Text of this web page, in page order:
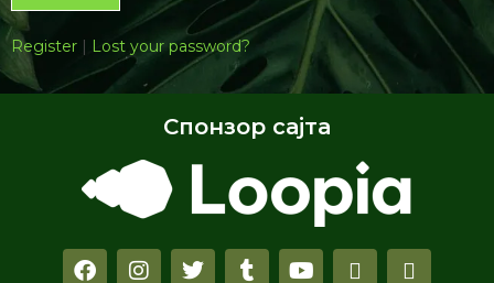
Register Lost your password?
Спонзор сајта